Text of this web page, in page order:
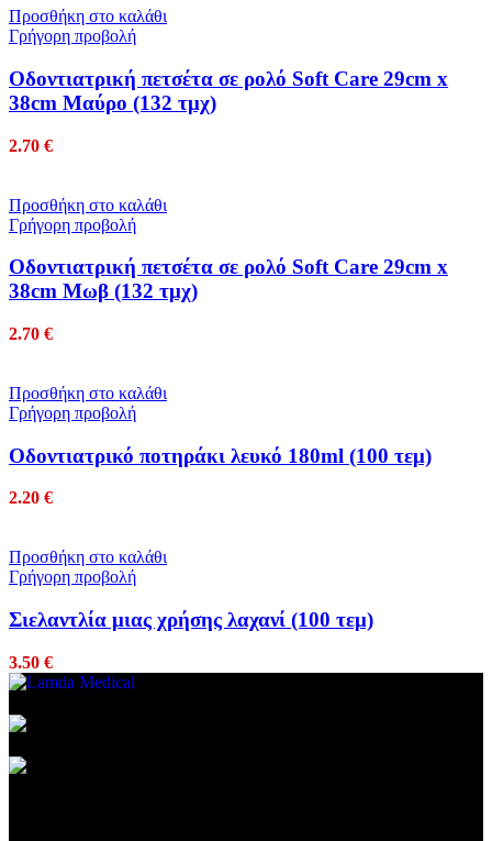
Προσθήκη στο καλάθι
Γρήγορη προβολή
Οδοντιατρική πετσέτα σε ρολό Soft Care 29cm x
38cm Μαύρο (132 τμχ)
2.70 €
Προσθήκη στο καλάθι
Γρήγορη προβολή
Οδοντιατρική πετσέτα σε ρολό Soft Care 29cm x
38cm Μωβ (132 τμχ)
2.70 €
Προσθήκη στο καλάθι
Γρήγορη προβολή
Οδοντιατρικό ποτηράκι λευκό 180ml (100 τεμ)
2.20 €
Προσθήκη στο καλάθι
Γρήγορη προβολή
Σιελαντλία μιας χρήσης λαχανί (100 τεμ)
3.50 €